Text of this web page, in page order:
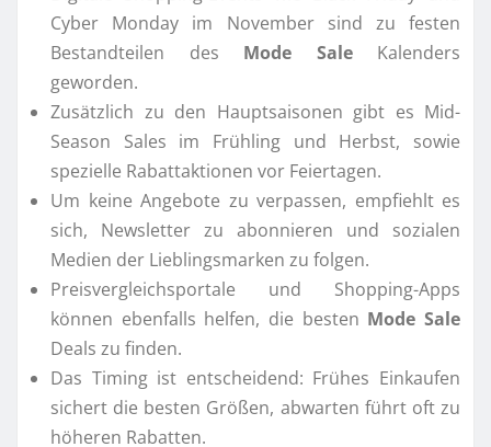
Cyber Monday im November sind zu festen
Bestandteilen des Mode SaleKalenders
geworden.
Zusätzlich zu den Hauptsaisonen gibt es Mid-
Season Sales im Frühling und Herbst, sowie
spezielle Rabattaktionen vor Feiertagen.
Um keine Angebote zu verpassen, empfiehlt es
sich, Newsletter zu abonnieren und sozialen
Medien der Lieblingsmarken zu folgen.
Preisvergleichsportale und Shopping-Apps
können ebenfalls helfen, die besten Mode Sale
Deals zu finden.
Das Timing ist entscheidend: Frühes Einkaufen
sichert die besten Größen, abwarten führt oft zu
höheren Rabatten.